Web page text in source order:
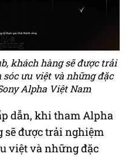
khách hàng sẽ được trải
ưu việt và những đặc
Alpha Việt Nam
dẫn, khi tham Alpha
sẽ được trải nghiệm
việt và những đặc